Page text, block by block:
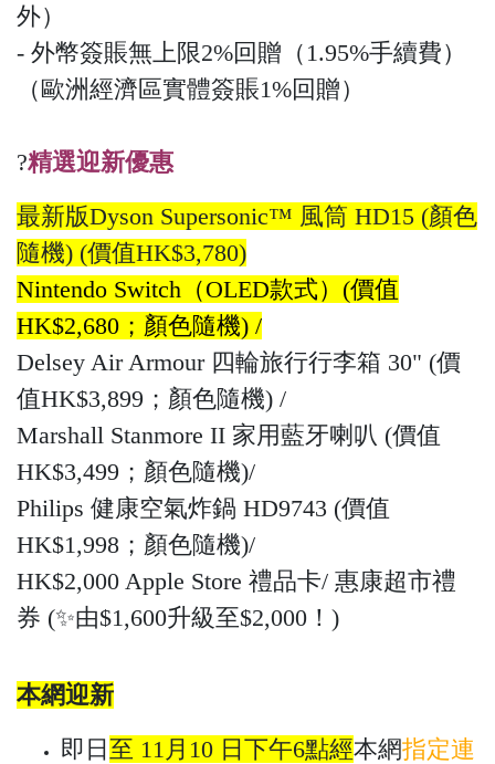
外）
- 外幣簽賬無上限2%回贈（1.95%手續費）
（歐洲經濟區實體簽賬1%回贈）
?精選迎新優惠
最新版Dyson Supersonic™ 風筒 HD15 (顏色
隨機) (價值HK$3,780)
Nintendo Switch（OLED款式）(價值
HK$2,680；顏色隨機) /
Delsey Air Armour 四輪旅行行李箱 30" (價
值HK$3,899；顏色隨機) /
Marshall Stanmore II 家用藍牙喇叭 (價值
HK$3,499；顏色隨機)/
Philips 健康空氣炸鍋 HD9743 (價值
HK$1,998；顏色隨機)/
HK$2,000 Apple Store 禮品卡/ 惠康超市禮
券 (✨由$1,600升級至$2,000！)
本網迎新
即日至 11月10 日下午6點經本網指定連